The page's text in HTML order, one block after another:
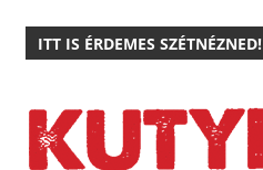
ITT IS ÉRDEMES SZÉTNÉZNED!